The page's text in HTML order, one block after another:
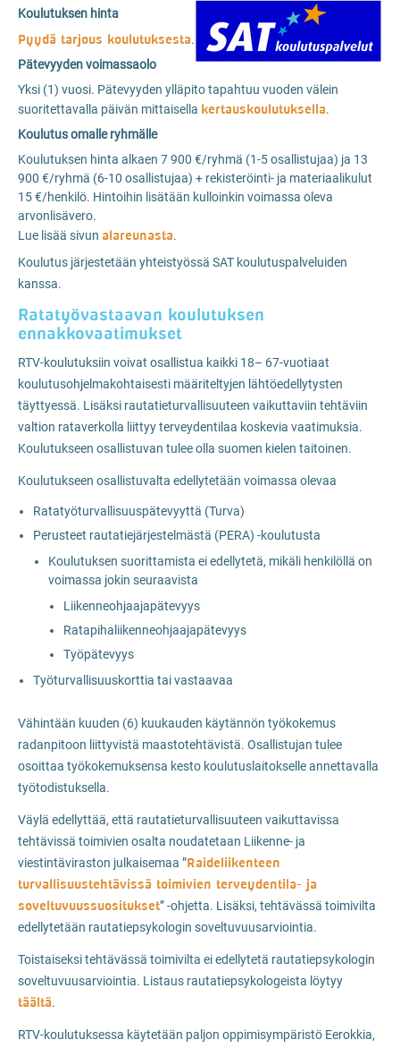
Koulutuksen hinta
Pyydä tarjous koulutuksesta.
Pätevyyden voimassaolo
Yksi (1) vuosi. Pätevyyden ylläpito tapahtuu vuoden välein
suoritettavalla päivän mittaisella kertauskoulutuksella.
Koulutus omalle ryhmälle
Koulutuksen hinta alkaen 7 900 €/ryhmä (1-5 osallistujaa) ja 13
900 €/ryhmä (6-10 osallistujaa) + rekisteröinti- ja materiaalikulut
15 €/henkilö. Hintoihin lisätään kulloinkin voimassa oleva
arvonlisävero.
Lue lisää sivun alareunasta.
Koulutus järjestetään yhteistyössä SAT koulutuspalveluiden
kanssa.
Ratatyövastaavan koulutuksen
ennakkovaatimukset
RTV-koulutuksiin voivat osallistua kaikki 18– 67-vuotiaat
koulutusohjelmakohtaisesti määriteltyjen lähtöedellytysten
täyttyessä. Lisäksi rautatieturvallisuuteen vaikuttaviin tehtäviin
valtion rataverkolla liittyy terveydentilaa koskevia vaatimuksia.
Koulutukseen osallistuvan tulee olla suomen kielen taitoinen.
Koulutukseen osallistuvalta edellytetään voimassa olevaa
Ratatyöturvallisuuspätevyyttä (Turva)
Perusteet rautatiejärjestelmästä (PERA) -koulutusta
Koulutuksen suorittamista ei edellytetä, mikäli henkilöllä on
voimassa jokin seuraavista
Liikenneohjaajapätevyys
Ratapihaliikenneohjaajapätevyys
Työpätevyys
Työturvallisuuskorttia tai vastaavaa
Vähintään kuuden (6) kuukauden käytännön työkokemus
radanpitoon liittyvistä maastotehtävistä. Osallistujan tulee
osoittaa työkokemuksensa kesto koulutuslaitokselle annettavalla
työtodistuksella.
Väylä edellyttää, että rautatieturvallisuuteen vaikuttavissa
tehtävissä toimivien osalta noudatetaan Liikenne- ja
viestintäviraston julkaisemaa ”Raideliikenteen
turvallisuustehtävissä toimivien terveydentila- ja
soveltuvuussuositukset” -ohjetta. Lisäksi, tehtävässä toimivilta
edellytetään rautatiepsykologin soveltuvuusarviointia.
Toistaiseksi tehtävässä toimivilta ei edellytetä rautatiepsykologin
soveltuvuusarviointia. Listaus rautatiepsykologeista löytyy
täältä.
RTV-koulutuksessa käytetään paljon oppimisympäristö Eerokkia,